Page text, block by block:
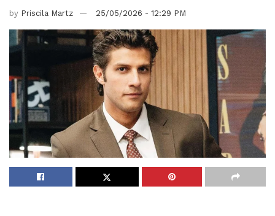
by Priscila Martz 25/05/2026 - 12:29 PM